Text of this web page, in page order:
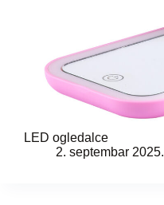
LED ogledalce
2. septembar 2025.